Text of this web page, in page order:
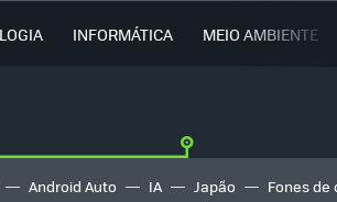
INFORMÁTICA MEIO AMBIENTE
Android Auto IA Japão Fones de